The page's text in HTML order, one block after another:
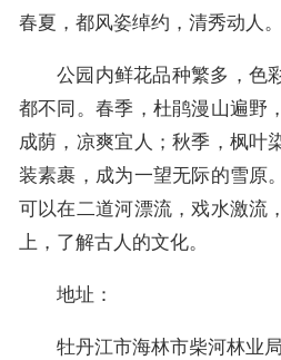
春夏，都风姿绰约，清秀动人。
公园内鲜花品种繁多，色
都不同。春季，杜鹃漫山遍野
成荫，凉爽宜人；秋季，枫叶
装素裹，成为一望无际的雪原
可以在二道河漂流，戏水激流
上，了解古人的文化。
地址：
牡丹江市海林市柴河林业